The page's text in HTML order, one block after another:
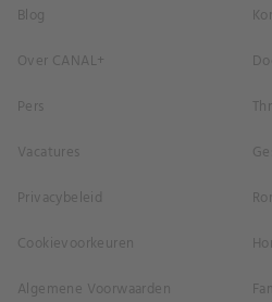
Blog
Over CANAL+
Pers
Vacatures
Privacybeleid
Cookievoorkeuren
Algemene Voorwaarden